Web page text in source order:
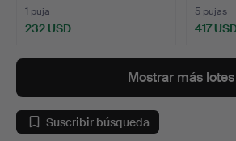
1 puja
232 USD
5 pujas
417
Mostrar más lotes
Suscribir búsqueda